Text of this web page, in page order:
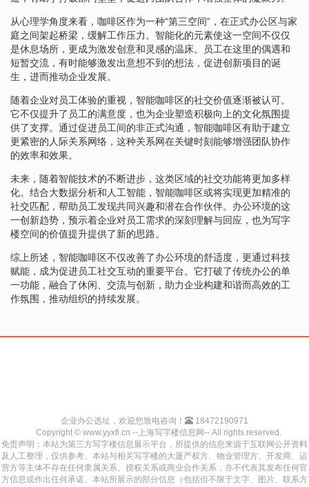
从心理学角度来看，咖啡区作为一种“第三空间”，在正式办公区与家
庭之间架起桥梁，缓解工作压力。智能化的元素使这一空间不仅仅
是休息场所，更成为激发创意和灵感的温床。员工在这里的偶遇和
短暂交流，有时能够激发出意想不到的想法，促进创新项目的诞
生，进而推动企业发展。
随着企业对员工体验的重视，智能咖啡区的社交价值逐渐被认可。
它不仅提升了员工的满意度，也为企业塑造积极向上的文化氛围提
供了支撑。通过促进员工间的非正式沟通，智能咖啡区有助于建立
更紧密的人际关系网络，这种关系网在关键时刻能够增强团队协作
的效率和效果。
未来，随着智能技术的不断进步，这类区域的社交功能将更加多样
化。结合大数据分析和人工智能，智能咖啡区或将实现更加精准的
社交匹配，帮助员工发现共同兴趣和潜在合作伙伴。办公环境的这
一创新趋势，预示着企业对员工需求的深刻理解与回应，也为写字
楼空间的价值提升提供了新的思路。
综上所述，智能咖啡区不仅改善了办公环境的舒适度，更通过科技
赋能，成为促进员工社交互动的重要平台。它打破了传统办公的单
一功能，融合了休闲、交流与创新，助力企业构建和谐而高效的工
作氛围，推动组织的持续发展。
企业办公选址，欢迎您致电咨询！
18472190971
Copyright © www.yyxfl.cn --上海写字楼信息网-- All rights reserved.
免责声明：本站为第三方写字楼信息展示平台，所提供的信息来源于互联网公开资料
及人工整理，仅供参考。本站与相关写字楼的大厦产权方、物业管理方、开发商、运
营方等主体不存在任何隶属关系、授权关系或商业合作关系，亦不代表其发布任何官
方信息或作出任何承诺。本站所展示的部分信息（包括但不限于文字、图片、联系方